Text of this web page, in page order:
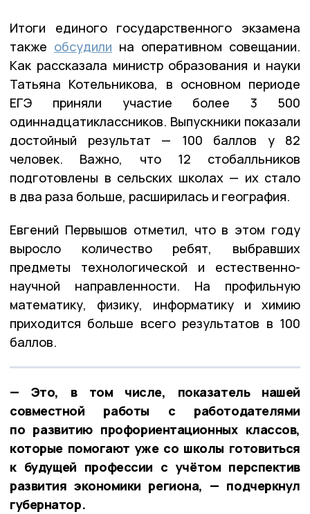
Итоги единого государственного экзамена
также обсудили на оперативном совещании.
Как рассказала министр образования и науки
Татьяна Котельникова, в основном периоде
ЕГЭ приняли участие более 3 500
одиннадцатиклассников. Выпускники показали
достойный результат — 100 баллов у 82
человек. Важно, что 12 стобалльников
подготовлены в сельских школах — их стало
в два раза больше, расширилась и география.
Евгений Первышов отметил, что в этом году
выросло количество ребят, выбравших
предметы технологической и естественно-
научной направленности. На профильную
математику, физику, информатику и химию
приходится больше всего результатов в 100
баллов.
— Это, в том числе, показатель нашей
совместной работы с работодателями
по развитию профориентационных классов,
которые помогают уже со школы готовиться
к будущей профессии с учётом перспектив
развития экономики региона, — подчеркнул
губернатор.